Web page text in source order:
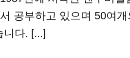
공부하고 있으며 50여
니다. [...]